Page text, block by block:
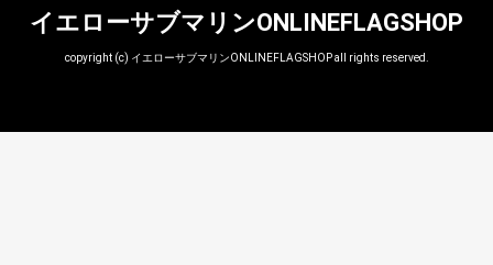
イエローサブマリンONLINEFLAGSHOP
copyright (c) イエローサブマリンONLINEFLAGSHOP all rights reserved.